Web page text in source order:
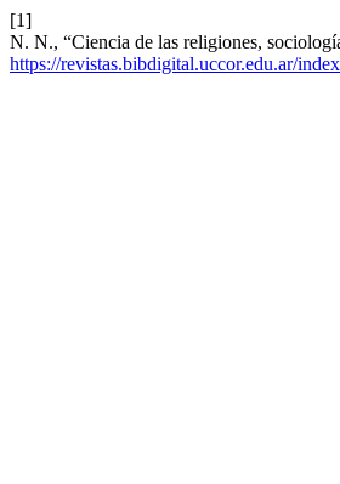
[1]
N. N., “Ciencia de las religiones,
https://revistas.bibdigital.uccor.edu.ar/